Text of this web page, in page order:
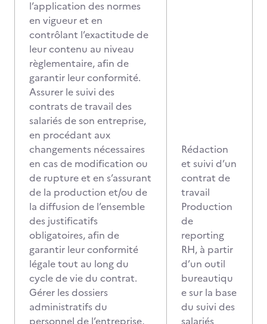
l’application des normes
en vigueur et en
contrôlant l’exactitude de
leur contenu au niveau
règlementaire, afin de
garantir leur conformité.
Assurer le suivi des
contrats de travail des
salariés de son entreprise,
en procédant aux
changements nécessaires
en cas de modification ou
de rupture et en s’assurant
de la production et/ou de
la diffusion de l’ensemble
des justificatifs
obligatoires, afin de
garantir leur conformité
légale tout au long du
cycle de vie du contrat.
Gérer les dossiers
administratifs du
personnel de l’entreprise,
Rédaction
et suivi d’un
contrat de
travail
Production
de
reporting
RH, à partir
d’un outil
bureautiqu
e sur la base
du suivi des
salariés